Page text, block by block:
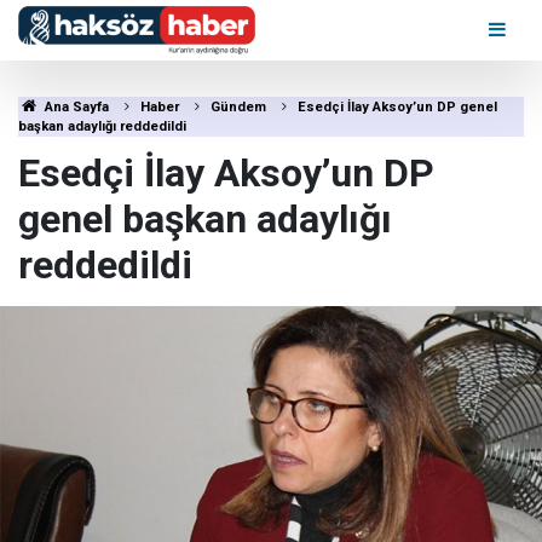
Ana Sayfa Haber Gündem
Esedçi İlay Aksoy’un DP genel
başkan adaylığı reddedildi
Esedçi İlay Aksoy’un DP
genel başkan adaylığı
reddedildi